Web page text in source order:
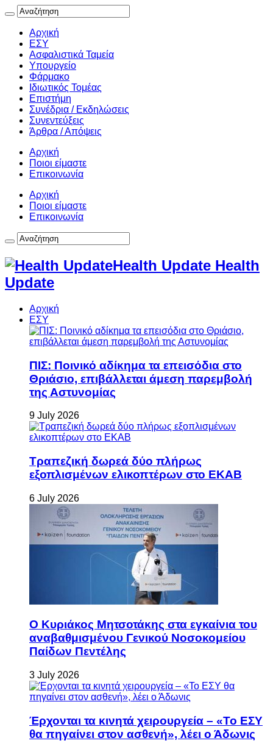
Αρχική
ΕΣΥ
Ασφαλιστικά Ταμεία
Υπουργείο
Φάρμακο
Ιδιωτικός Τομέας
Επιστήμη
Συνέδρια / Εκδηλώσεις
Συνεντεύξεις
Άρθρα / Απόψεις
Αρχική
Ποιοι είμαστε
Επικοινωνία
Αρχική
Ποιοι είμαστε
Επικοινωνία
Health Update Health
Update
Αρχική
ΕΣΥ
ΠΙΣ: Ποινικό αδίκημα τα επεισόδια στο
Θριάσιο, επιβάλλεται άμεση παρεμβολή
της Αστυνομίας
9 July 2026
Τραπεζική δωρεά δύο πλήρως
εξοπλισμένων ελικοπτέρων στο ΕΚΑΒ
6 July 2026
Ο Κυριάκος Μητσοτάκης στα εγκαίνια του
αναβαθμισμένου Γενικού Νοσοκομείου
Παίδων Πεντέλης
3 July 2026
Έρχονται τα κινητά χειρουργεία – «Το ΕΣΥ
θα πηγαίνει στον ασθενή», λέει ο Άδωνις